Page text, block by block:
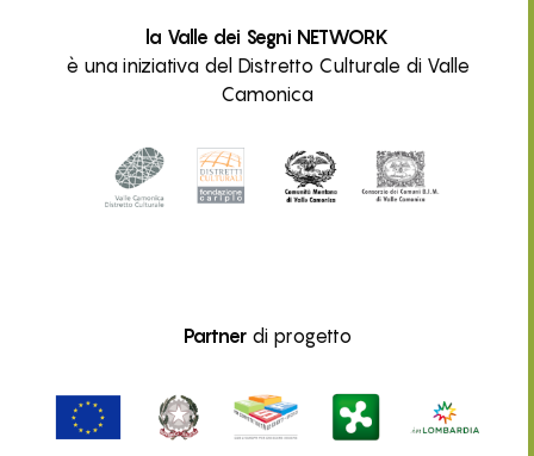
la Valle dei Segni NETWORK
è una iniziativa del Distretto Culturale di Valle
Camonica
Partnerdi progetto